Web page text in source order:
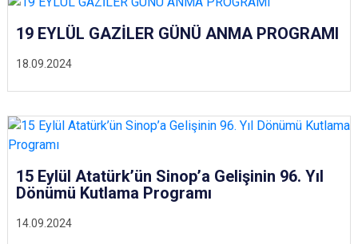
18.09.2024
19 EYLÜL GAZİLER GÜNÜ ANMA PROGRAMI
14.09.2024
15 Eylül Atatürk’ün Sinop’a Gelişinin 96. Yıl
Dönümü Kutlama Programı